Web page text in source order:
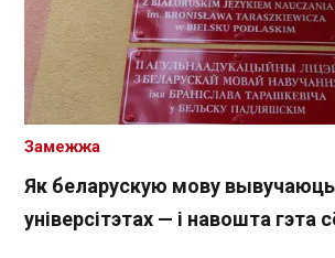
Як беларускую мову вывучаюць
універсітэтах — і навошта гэта
Замежжа